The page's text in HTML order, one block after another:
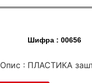
Шифра : 00656
Опис : ПЛАСТИКА